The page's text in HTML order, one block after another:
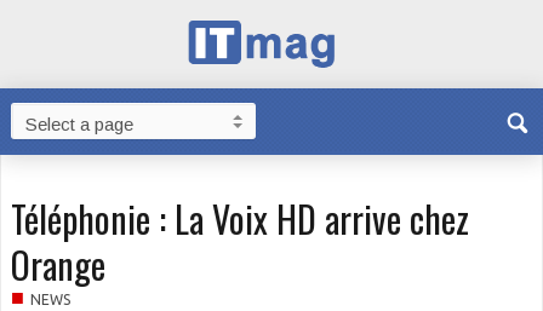
Téléphonie : La Voix HD arrive chez
Orange
■ NEWS